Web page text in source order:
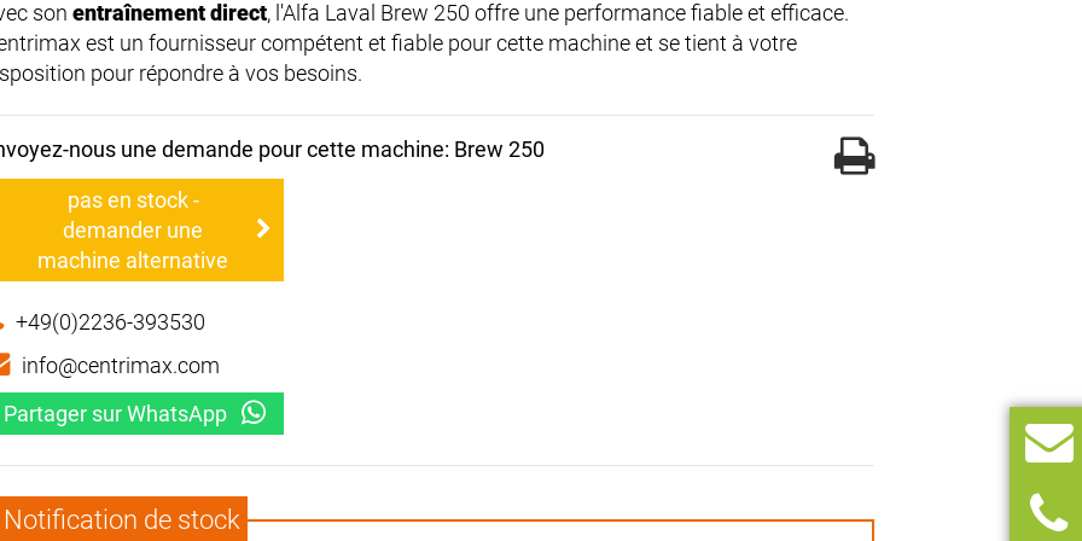
son entraînement direct, l'Alfa Laval Brew 250 offre une performance fiable et efficace.
est un fournisseur compétent et fiable pour cette machine et se tient à votre
pour répondre à vos besoins.
nous une demande pour cette machine: Brew 250
pas en stock -
demander une
machine alternative
+49(0)2236-393530
info@centrimax.com
Partager sur WhatsApp
Notification de stock